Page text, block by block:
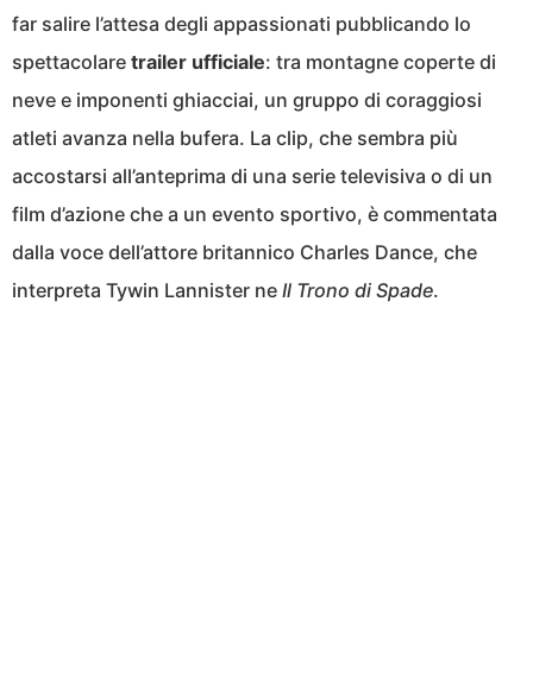
far salire l’attesa degli appassionati pubblicando lo
spettacolare trailer ufficiale: tra montagne coperte di
neve e imponenti ghiacciai, un gruppo di coraggiosi
atleti avanza nella bufera. La clip, che sembra più
accostarsi all’anteprima di una serie televisiva o di un
film d’azione che a un evento sportivo, è commentata
dalla voce dell’attore britannico Charles Dance, che
interpreta Tywin Lannister ne Il Trono di Spade.